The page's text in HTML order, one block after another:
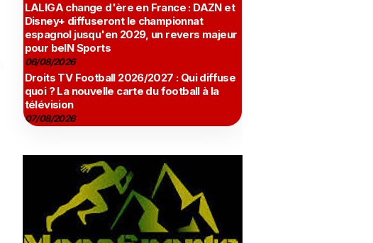
LALIGA change d'ère en France : DAZN et
Disney+ diffuseront le championnat
espagnol jusqu'en 2029, un revers majeur
pour beIN Sports
06/08/2026
Droits TV Football 2026/2027 : Qui diffuse
quoi ? La nouvelle carte du football à la
télévision
07/08/2026